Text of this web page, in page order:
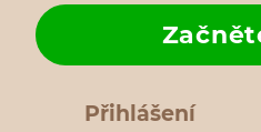
Přihlášení